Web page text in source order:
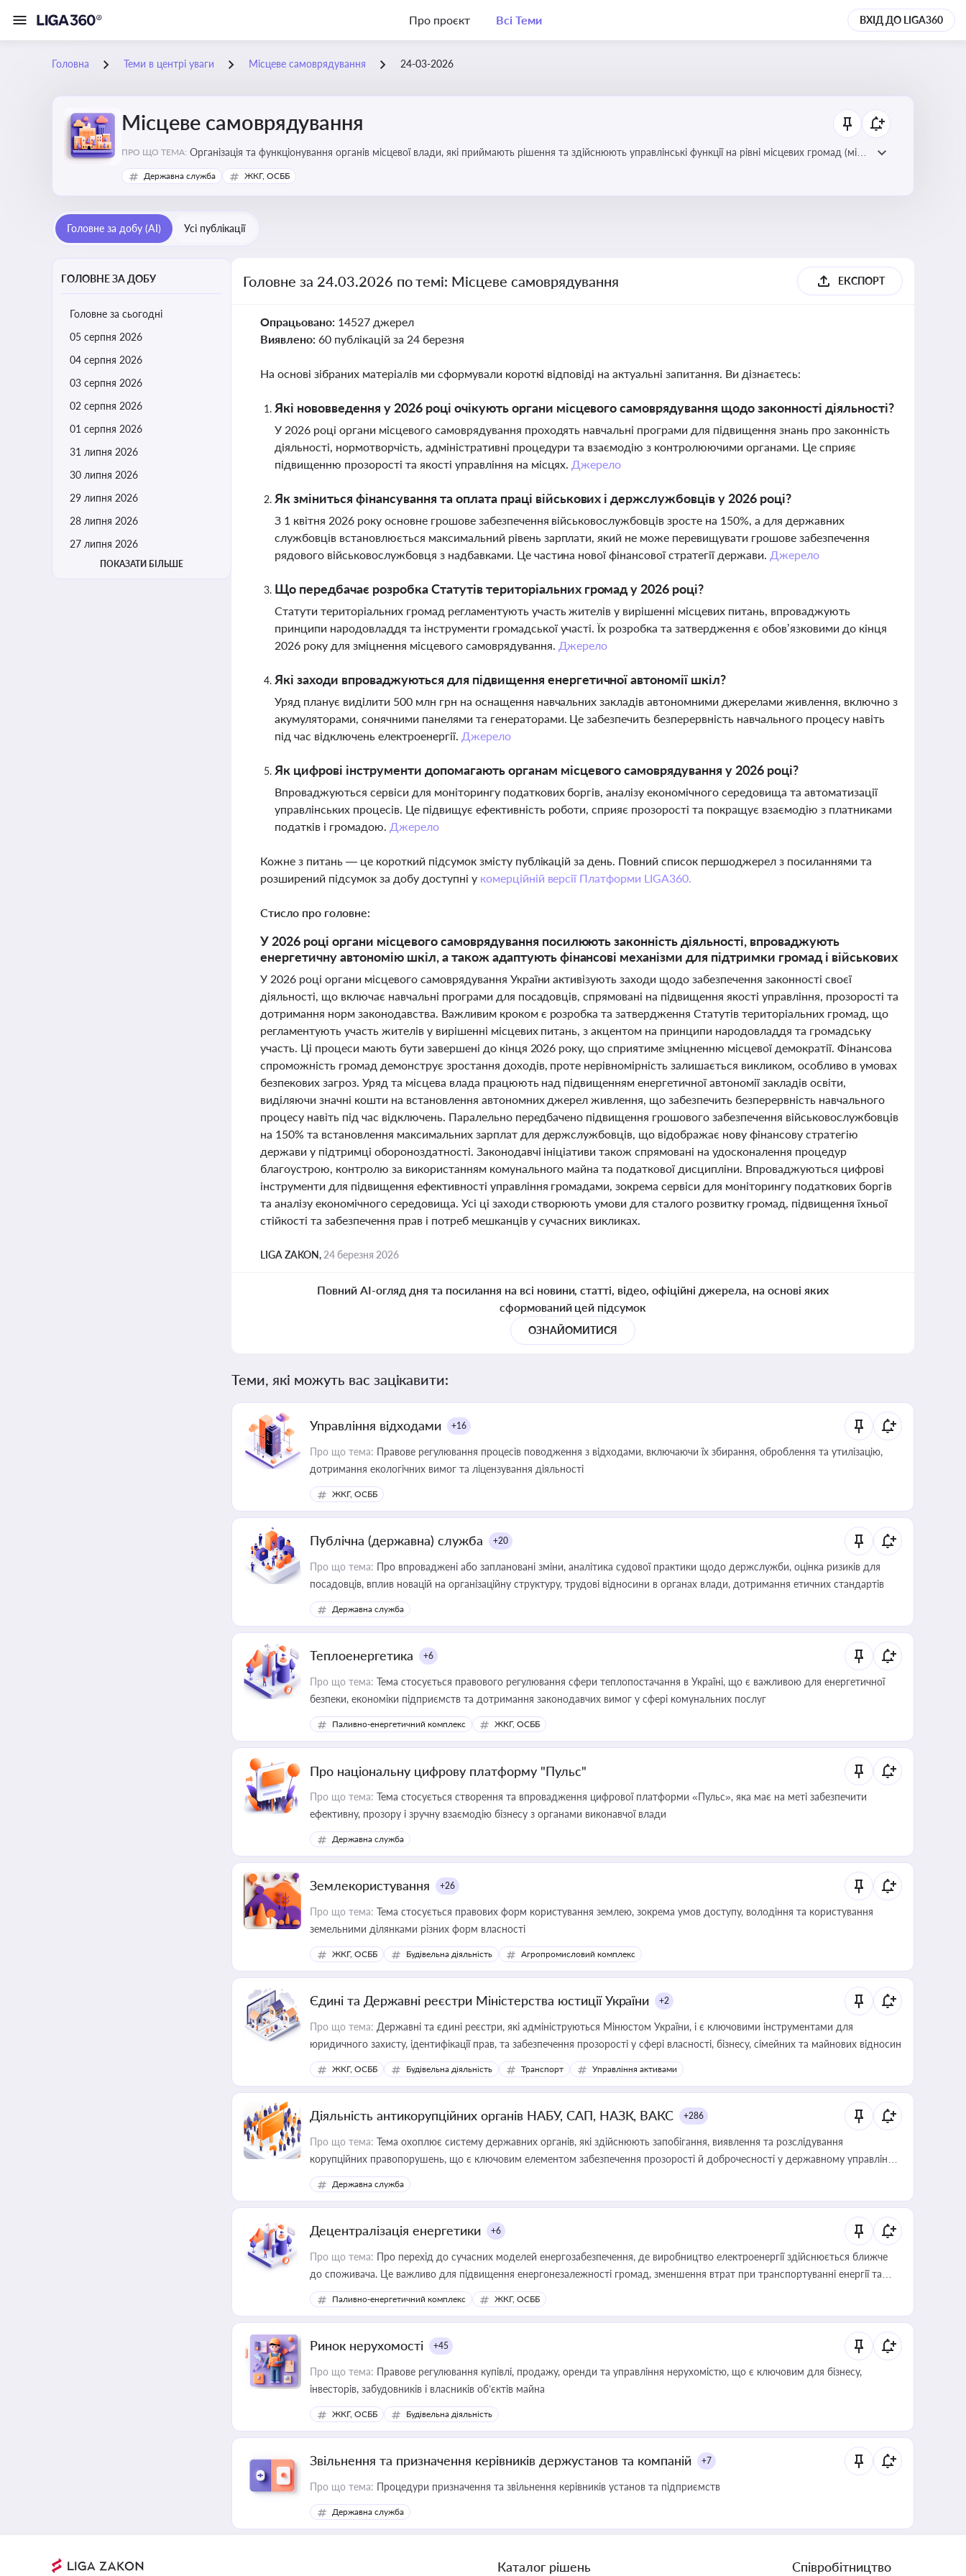
Про проєкт Всі Теми ВХІД ДО LIGA360
Головна Теми в центрі уваги Місцеве самоврядування 24-03-2026
Місцеве самоврядування
ПРО ЩО ТЕМА: Організація та функціонування органів місцевої влади, які приймають рішення та здійснюють управлінські функції на рівні місцевих громад (міст,
сіл, селищ)
Державна служба ЖКГ, ОСББ
Головне за добу (AI) Усі публікації
ГОЛОВНЕ ЗА ДОБУ
Головне за сьогодні
05 серпня 2026
04 серпня 2026
03 серпня 2026
02 серпня 2026
01 серпня 2026
31 липня 2026
30 липня 2026
29 липня 2026
28 липня 2026
27 липня 2026
ПОКАЗАТИ БІЛЬШЕ
Головне за 24.03.2026 по темі: Місцеве самоврядування ЕКСПОРТ
Опрацьовано: 14527 джерел
Виявлено: 60 публікацій за 24 березня
На основі зібраних матеріалів ми сформували короткі відповіді на актуальні запитання. Ви дізнаєтесь:
Які нововведення у 2026 році очікують органи місцевого самоврядування щодо законності діяльності?
У 2026 році органи місцевого самоврядування проходять навчальні програми для підвищення знань про законність
діяльності, нормотворчість, адміністративні процедури та взаємодію з контролюючими органами. Це сприяє
підвищенню прозорості та якості управління на місцях. Джерело
Як зміниться фінансування та оплата праці військових і держслужбовців у 2026 році?
З 1 квітня 2026 року основне грошове забезпечення військовослужбовців зросте на 150%, а для державних
службовців встановлюється максимальний рівень зарплати, який не може перевищувати грошове забезпечення
рядового військовослужбовця з надбавками. Це частина нової фінансової стратегії держави. Джерело
Що передбачає розробка Статутів територіальних громад у 2026 році?
Статути територіальних громад регламентують участь жителів у вирішенні місцевих питань, впроваджують
принципи народовладдя та інструменти громадської участі. Їх розробка та затвердження є обов’язковими до кінця
2026 року для зміцнення місцевого самоврядування. Джерело
Які заходи впроваджуються для підвищення енергетичної автономії шкіл?
Уряд планує виділити 500 млн грн на оснащення навчальних закладів автономними джерелами живлення, включно з
акумуляторами, сонячними панелями та генераторами. Це забезпечить безперервність навчального процесу навіть
під час відключень електроенергії. Джерело
Як цифрові інструменти допомагають органам місцевого самоврядування у 2026 році?
Впроваджуються сервіси для моніторингу податкових боргів, аналізу економічного середовища та автоматизації
управлінських процесів. Це підвищує ефективність роботи, сприяє прозорості та покращує взаємодію з платниками
податків і громадою. Джерело
Кожне з питань — це короткий підсумок змісту публікацій за день. Повний список першоджерел з посиланнями та
розширений підсумок за добу доступні у комерційній версії Платформи LIGA360.
Стисло про головне:
У 2026 році органи місцевого самоврядування посилюють законність діяльності, впроваджують
енергетичну автономію шкіл, а також адаптують фінансові механізми для підтримки громад і військових
У 2026 році органи місцевого самоврядування України активізують заходи щодо забезпечення законності своєї
діяльності, що включає навчальні програми для посадовців, спрямовані на підвищення якості управління, прозорості та
дотримання норм законодавства. Важливим кроком є розробка та затвердження Статутів територіальних громад, що
регламентують участь жителів у вирішенні місцевих питань, з акцентом на принципи народовладдя та громадську
участь. Ці процеси мають бути завершені до кінця 2026 року, що сприятиме зміцненню місцевої демократії. Фінансова
спроможність громад демонструє зростання доходів, проте нерівномірність залишається викликом, особливо в умовах
безпекових загроз. Уряд та місцева влада працюють над підвищенням енергетичної автономії закладів освіти,
виділяючи значні кошти на встановлення автономних джерел живлення, що забезпечить безперервність навчального
процесу навіть під час відключень. Паралельно передбачено підвищення грошового забезпечення військовослужбовців
на 150% та встановлення максимальних зарплат для держслужбовців, що відображає нову фінансову стратегію
держави у підтримці обороноздатності. Законодавчі ініціативи також спрямовані на удосконалення процедур
благоустрою, контролю за використанням комунального майна та податкової дисципліни. Впроваджуються цифрові
інструменти для підвищення ефективності управління громадами, зокрема сервіси для моніторингу податкових боргів
та аналізу економічного середовища. Усі ці заходи створюють умови для сталого розвитку громад, підвищення їхньої
стійкості та забезпечення прав і потреб мешканців у сучасних викликах.
LIGA ZAKON, 24 березня 2026
Повний AI-огляд дня та посилання на всі новини, статті, відео, офіційні джерела, на основі яких
сформований цей підсумок
ОЗНАЙОМИТИСЯ
Теми, які можуть вас зацікавити:
Управління відходами +16
Про що тема: Правове регулювання процесів поводження з відходами, включаючи їх збирання, оброблення та утилізацію,
дотримання екологічних вимог та ліцензування діяльності
ЖКГ, ОСББ
Публічна (державна) служба +20
Про що тема: Про впроваджені або заплановані зміни, аналітика судової практики щодо держслужби, оцінка ризиків для
посадовців, вплив новацій на організаційну структуру, трудові відносини в органах влади, дотримання етичних стандартів
Державна служба
Теплоенергетика +6
Про що тема: Тема стосується правового регулювання сфери теплопостачання в Україні, що є важливою для енергетичної
безпеки, економіки підприємств та дотримання законодавчих вимог у сфері комунальних послуг
Паливно-енергетичний комплекс ЖКГ, ОСББ
Про національну цифрову платформу "Пульс"
Про що тема: Тема стосується створення та впровадження цифрової платформи «Пульс», яка має на меті забезпечити
ефективну, прозору і зручну взаємодію бізнесу з органами виконавчої влади
Державна служба
Землекористування +26
Про що тема: Тема стосується правових форм користування землею, зокрема умов доступу, володіння та користування
земельними ділянками різних форм власності
ЖКГ, ОСББ Будівельна діяльність Агропромисловий комплекс
Єдині та Державні реєстри Міністерства юстиції України +2
Про що тема: Державні та єдині реєстри, які адмініструються Мінюстом України, і є ключовими інструментами для
юридичного захисту, ідентифікації прав, та забезпечення прозорості у сфері власності, бізнесу, сімейних та майнових відносин
ЖКГ, ОСББ Будівельна діяльність Транспорт Управління активами
Діяльність антикорупційних органів НАБУ, САП, НАЗК, ВАКС +286
Про що тема: Тема охоплює систему державних органів, які здійснюють запобігання, виявлення та розслідування
корупційних правопорушень, що є ключовим елементом забезпечення прозорості й доброчесності у державному управлінні
та бізнесі
Державна служба
Децентралізація енергетики +6
Про що тема: Про перехід до сучасних моделей енергозабезпечення, де виробництво електроенергії здійснюється ближче
до споживача. Це важливо для підвищення енергонезалежності громад, зменшення втрат при транспортуванні енергії та
стимулювання розвитку відновлюваних джерел
Паливно-енергетичний комплекс ЖКГ, ОСББ
Ринок нерухомості +45
Про що тема: Правове регулювання купівлі, продажу, оренди та управління нерухомістю, що є ключовим для бізнесу,
інвесторів, забудовників і власників об’єктів майна
ЖКГ, ОСББ Будівельна діяльність
Звільнення та призначення керівників держустанов та компаній +7
Про що тема: Процедури призначення та звільнення керівників установ та підприємств
Державна служба
Каталог рішень Співробітництво